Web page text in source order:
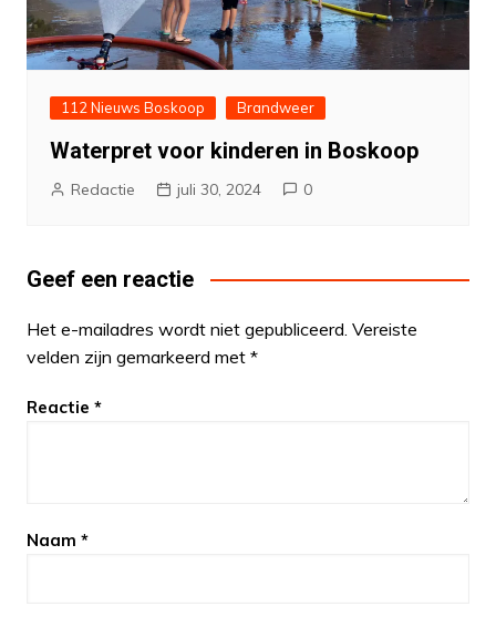
112 Nieuws Boskoop Brandweer
Waterpret voor kinderen in Boskoop
Redactie juli 30, 2024 0
Geef een reactie
Het e-mailadres wordt niet gepubliceerd. Vereiste
velden zijn gemarkeerd met *
Reactie *
Naam *